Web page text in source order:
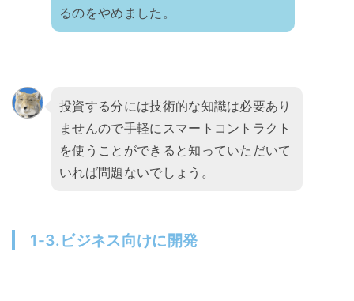
るのをやめました。
投資する分には技術的な知識は必要あり
ませんので手軽にスマートコントラクト
を使うことができると知っていただいて
いれば問題ないでしょう。
1-3.ビジネス向けに開発